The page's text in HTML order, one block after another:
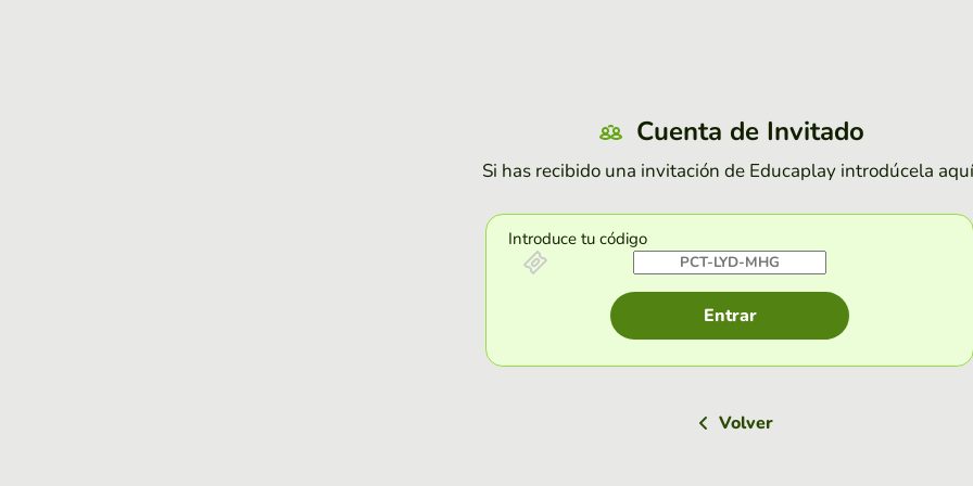
Cuenta de Invitado
Si has recibido una invitación de Educaplay introdúcela
Introduce tu código
Entrar
Volver